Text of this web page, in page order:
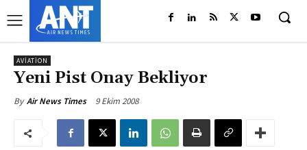
AVIATION
Yeni Pist Onay Bekliyor
By Air News Times 9 Ekim 2008